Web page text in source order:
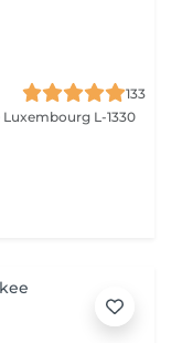
133
Luxembourg L-1330